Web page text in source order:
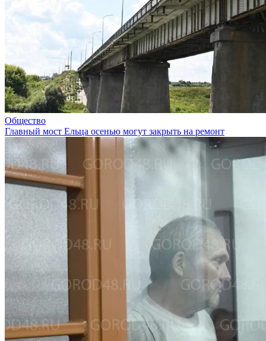
Общество
Главный мост Ельца осенью могут закрыть на ремонт